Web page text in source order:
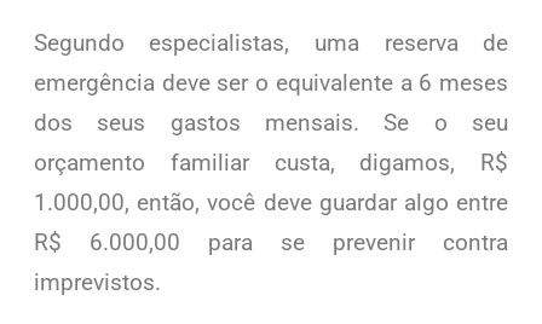
Segundo especialistas, uma reserva de
emergência deve ser o equivalente a 6 meses
dos seus gastos mensais. Se o seu
orçamento familiar custa, digamos, R$
1.000,00, então, você deve guardar algo entre
R$ 6.000,00 para se prevenir contra
imprevistos.